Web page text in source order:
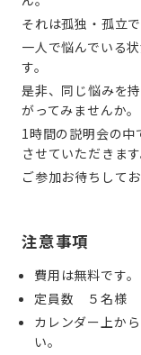
それは孤独・孤立で
一人で悩んでいる
す。
是非、同じ悩みを
がってみませんか。
1時間の説明会の中
させていただきます
ご参加お待ちしてお
注意事項
費用は無料です。
定員数　５名様
カレンダー上か
い。